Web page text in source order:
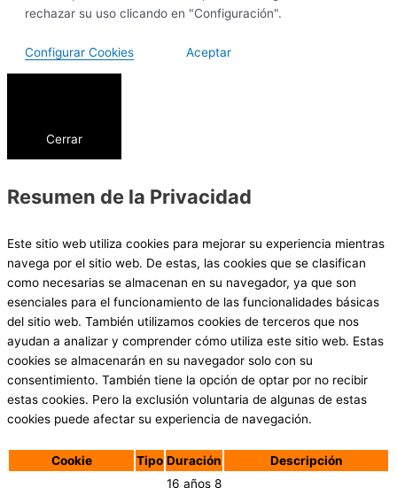
rechazar su uso clicando en "Configuración".
Configurar Cookies Aceptar
Cerrar
Resumen de la Privacidad
Este sitio web utiliza cookies para mejorar su experiencia mientras
navega por el sitio web. De estas, las cookies que se clasifican
como necesarias se almacenan en su navegador, ya que son
esenciales para el funcionamiento de las funcionalidades básicas
del sitio web. También utilizamos cookies de terceros que nos
ayudan a analizar y comprender cómo utiliza este sitio web. Estas
cookies se almacenarán en su navegador solo con su
consentimiento. También tiene la opción de optar por no recibir
estas cookies. Pero la exclusión voluntaria de algunas de estas
cookies puede afectar su experiencia de navegación.
Cookie Tipo Duración
Descripción
16 años 8